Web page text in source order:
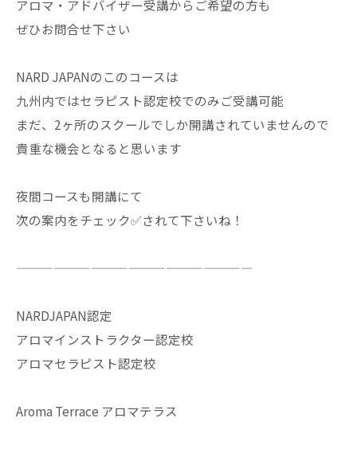
アロマ・アドバイザー受講からご希望の方も
ぜひお問合せ下さい
NARD JAPANのこのコースは
九州内ではセラピスト認定校でのみご受講可能
まだ、2ヶ所のスクールでしか開講されていませんので
貴重な機会となると思います
夜間コースも開講にて
次の案内をチェック✅されて下さいね！
———————————————————
NARDJAPAN認定
アロマインストラクター認定校
アロマセラピスト認定校
Aroma Terrace アロマテラス